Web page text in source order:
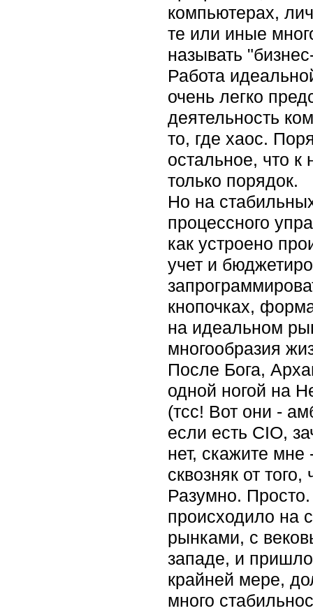
компьютерах,
те или иные
называть
Работа
очень легко
деятельность
то, где хаос.
остальное, что к
только порядок.
Но на
процессного
как устроено
учет и
кнопочках,
на идеальном
многообразия
После Бога,
одной ногой на
(тсс! Вот они -
если есть CIO,
нет, скажите
сквозняк от
Разумно.
происходило на
рынками, с
западе, и
крайней мере,
много